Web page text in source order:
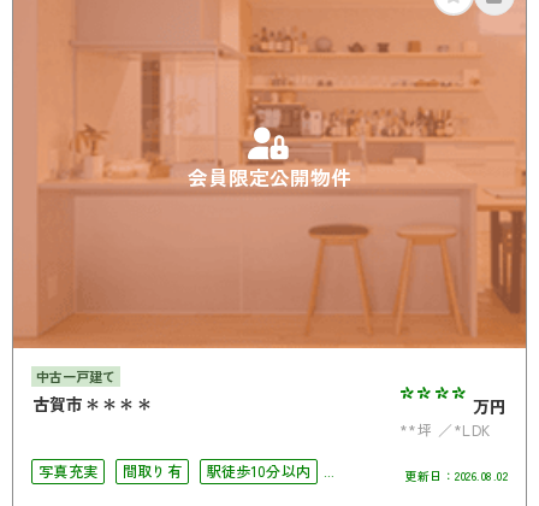
会員限定公開物件
中古一戸建て
古賀市＊＊＊＊ **** 万円
**坪
*LDK
写真充実
間取り有
駅徒歩10分以内
更新日： 2026.08.02